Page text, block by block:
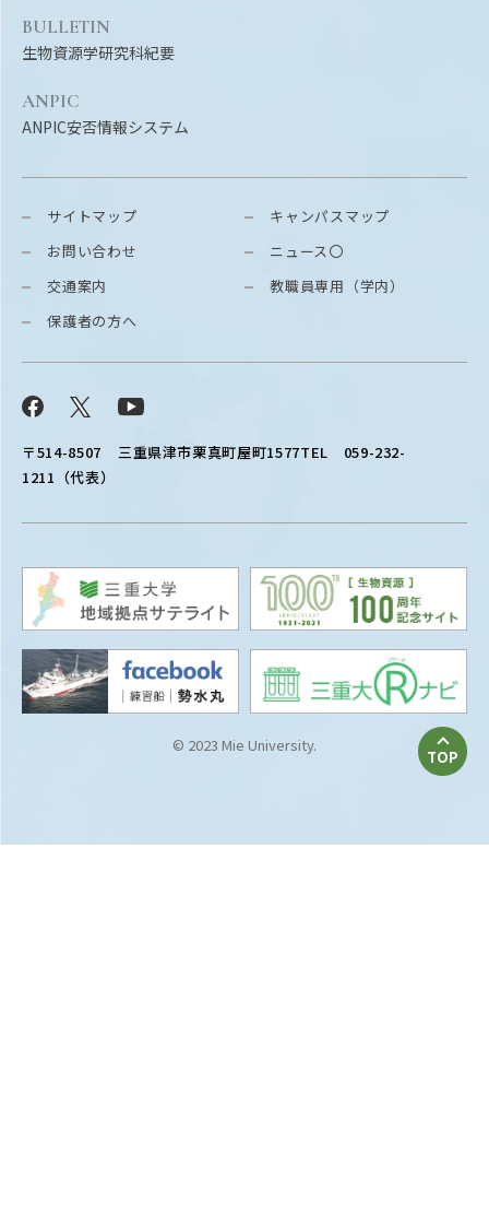
〒514-8507 三重県津市栗真町屋町1577TEL 059-232-
1211（代表）
サイトマップ
お問い合わせ
交通案内
保護者の方へ
Facebook
キャンパスマップ
ニュース〇
教職員専用（学内）
BULLETIN
生物資源学研究科紀要
ANPIC
ANPIC安否情報システム
© 2023 Mie University.
TOP